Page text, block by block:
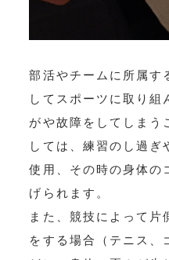
部活やチームに所属す
してスポーツに取り組
がや故障をしてしまう
しては、練習のし過ぎ
使用、その時の身体の
げられます。
また、競技によって片
をする場合（テニス、